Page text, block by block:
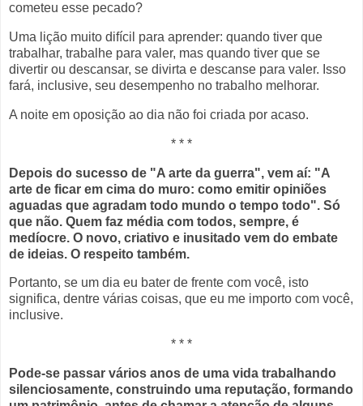
cometeu esse pecado?
Uma lição muito difícil para aprender: quando tiver que
trabalhar, trabalhe para valer, mas quando tiver que se
divertir ou descansar, se divirta e descanse para valer. Isso
fará, inclusive, seu desempenho no trabalho melhorar.
A noite em oposição ao dia não foi criada por acaso.
* * *
Depois do sucesso de "A arte da guerra", vem aí: "A
arte de ficar em cima do muro: como emitir opiniões
aguadas que agradam todo mundo o tempo todo". Só
que não. Quem faz média com todos, sempre, é
medíocre. O novo, criativo e inusitado vem do embate
de ideias. O respeito também.
Portanto, se um dia eu bater de frente com você, isto
significa, dentre várias coisas, que eu me importo com você,
inclusive.
* * *
Pode-se passar vários anos de uma vida trabalhando
silenciosamente, construindo uma reputação, formando